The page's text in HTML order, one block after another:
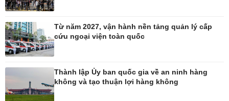
Pháp luật
Vụ án
Tin nóng
Tư vấn luật
Thể thao
Bóng đá quốc tế
Thế giới thể thao
Lịch thi đấu bóng đá
Từ năm 2027, vận hành nền tảng quản lý cấp
cứu ngoại viện toàn quốc
Thành lập Ủy ban quốc gia về an ninh hàng
không và tạo thuận lợi hàng không